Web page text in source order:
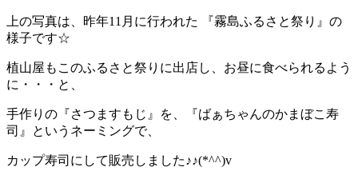
上の写真は、昨年11月に行われた 『霧島ふるさと祭り』の
様子です☆
植山屋もこのふるさと祭りに出店し、お昼に食べられるよう
に・・・と、
手作りの『さつますもじ』を、『ばぁちゃんのかまぼこ寿
司』というネーミングで、
カップ寿司にして販売しました♪♪(*^^)v